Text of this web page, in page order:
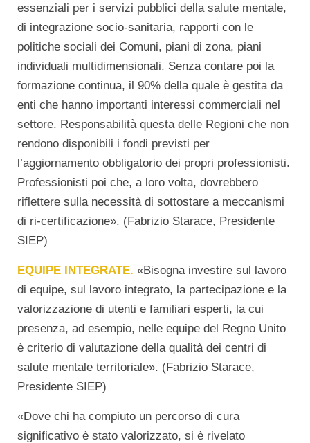
essenziali per i servizi pubblici della salute mentale,
di integrazione socio-sanitaria, rapporti con le
politiche sociali dei Comuni, piani di zona, piani
individuali multidimensionali. Senza contare poi la
formazione continua, il 90% della quale è gestita da
enti che hanno importanti interessi commerciali nel
settore. Responsabilità questa delle Regioni che non
rendono disponibili i fondi previsti per
l’aggiornamento obbligatorio dei propri professionisti.
Professionisti poi che, a loro volta, dovrebbero
riflettere sulla necessità di sottostare a meccanismi
di ri-certificazione». (Fabrizio Starace, Presidente
SIEP)
EQUIPE INTEGRATE. «Bisogna investire sul lavoro
di equipe, sul lavoro integrato, la partecipazione e la
valorizzazione di utenti e familiari esperti, la cui
presenza, ad esempio, nelle equipe del Regno Unito
è criterio di valutazione della qualità dei centri di
salute mentale territoriale». (Fabrizio Starace,
Presidente SIEP)
«Dove chi ha compiuto un percorso di cura
significativo è stato valorizzato, si è rivelato